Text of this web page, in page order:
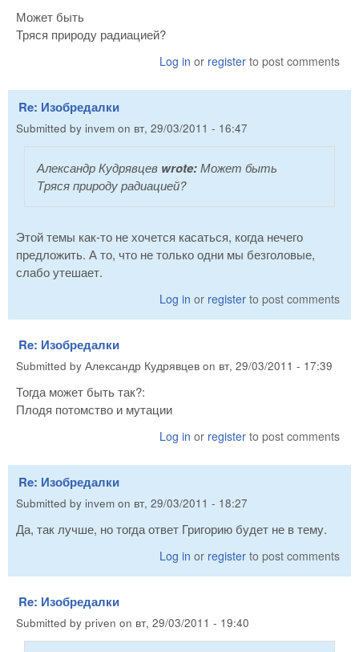
Может быть
Тряся природу радиацией?
Log in or register to post comments
Re: Изобредалки
Submitted by invem on вт, 29/03/2011 - 16:47
Александр Кудрявцев wrote:Может быть
Тряся природу радиацией?
Этой темы как-то не хочется касаться, когда нечего
предложить. А то, что не только одни мы безголовые,
слабо утешает.
Log in or register to post comments
Re: Изобредалки
Submitted by Александр Кудрявцев on вт, 29/03/2011 - 17:39
Тогда может быть так?:
Плодя потомство и мутации
Log in or register to post comments
Re: Изобредалки
Submitted by invem on вт, 29/03/2011 - 18:27
Да, так лучше, но тогда ответ Григорию будет не в тему.
Log in or register to post comments
Re: Изобредалки
Submitted by priven on вт, 29/03/2011 - 19:40